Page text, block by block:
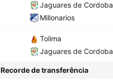
Jaguares de Cordoba
Millonarios
Tolima
Jaguares de Cordoba
Recorde de transferência